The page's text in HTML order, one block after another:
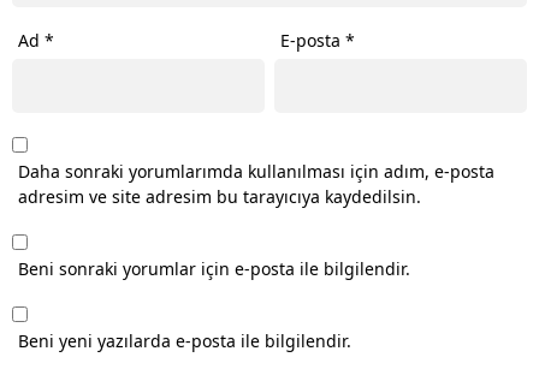
Ad * E-posta*
Daha sonraki yorumlarımda kullanılması için adım, e-posta
adresim ve site adresim bu tarayıcıya kaydedilsin.
Beni sonraki yorumlar için e-posta ile bilgilendir.
Beni yeni yazılarda e-posta ile bilgilendir.